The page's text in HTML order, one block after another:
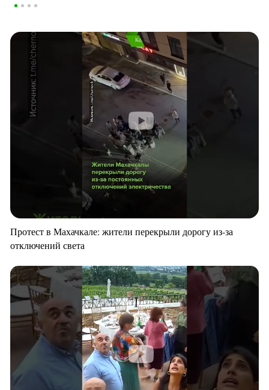
Протест в Махачкале: жители перекрыли дорогу из-за
отключений света